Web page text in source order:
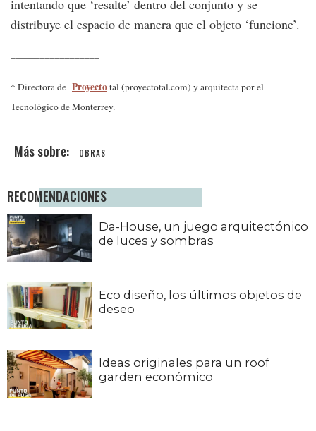
intentando que ‘resalte’ dentro del conjunto y se
distribuye el espacio de manera que el objeto ‘funcione’.
* Directora de Proyectotal (proyectotal.com) y arquitecta por el
Tecnológico de Monterrey.
OBRAS
RECOMENDACIONES
Da-House, un juego arquitectónico
de luces y sombras
Eco diseño, los últimos objetos de
deseo
Ideas originales para un roof
garden económico